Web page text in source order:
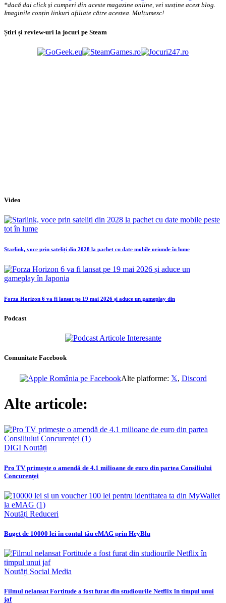
*dacă dai click și cumperi din aceste magazine online, vei susține acest blog.
Imaginile conțin linkuri afiliate către acestea. Mulțumesc!
Știri și review-uri la jocuri pe Steam
Video
Starlink, voce prin sateliți din 2028 la pachet cu date mobile oriunde în lume
Forza Horizon 6 va fi lansat pe 19 mai 2026 și aduce un gameplay din
Podcast
Comunitate Facebook
Alte platforme: 𝕏, Discord
Alte articole:
DIGI Noutăți
Pro TV primește o amendă de 4.1 milioane de euro din partea Consiliului
Concurenței
Noutăți Reduceri
Buget de 10000 lei în contul tău eMAG prin HeyBlu
Noutăți Social Media
Filmul nelansat Fortitude a fost furat din studiourile Netflix în timpul unui
jaf